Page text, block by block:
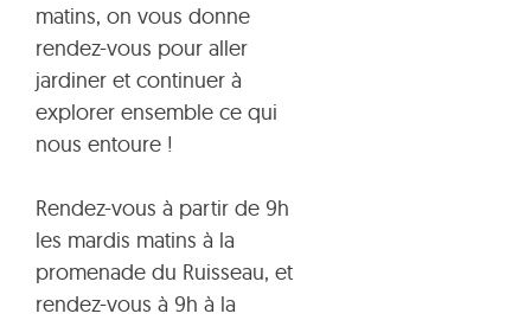
matins, on vous donne
rendez-vous pour aller
jardiner et continuer à
explorer ensemble ce qui
nous entoure !
Rendez-vous à partir de 9h
les mardis matins à la
promenade du Ruisseau, et
rendez-vous à 9h à la